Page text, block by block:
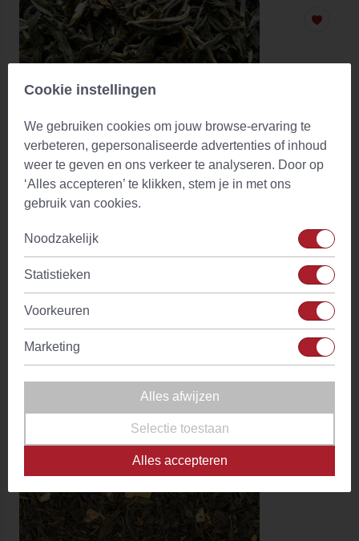
Green Yunnan
Vanaf€ 3,80
Cookie instellingen
We gebruiken cookies om jouw browse-ervaring te
verbeteren, gepersonaliseerde advertenties of inhoud
weer te geven en ons verkeer te analyseren. Door op
‘Alles accepteren’ te klikken, stem je in met ons
gebruik van cookies.
Noodzakelijk
Statistieken
Voorkeuren
Marketing
Alles afwijzen
Selectie toestaan
Alles accepteren